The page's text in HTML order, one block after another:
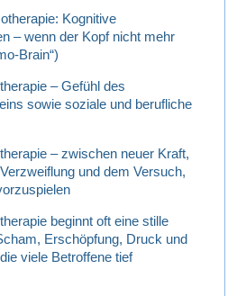
Kognitive
– wenn der Kopf nicht mehr
Brain“)
– Gefühl des
sowie soziale und berufliche
– zwischen neuer Kraft,
und dem Versuch,
beginnt oft eine stille
Erschöpfung, Druck und
viele Betroffene tief